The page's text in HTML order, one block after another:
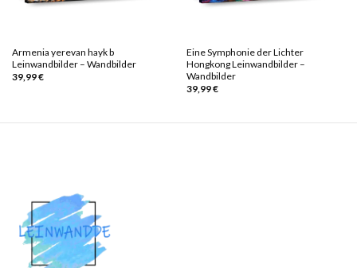
Armenia yerevan hayk b
Leinwandbilder – Wandbilder
39,99€
Eine Symphonie der Lichter
Hongkong Leinwandbilder –
Wandbilder
39,99€